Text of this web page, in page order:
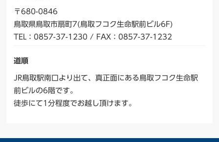
〒680-0846
鳥取県鳥取市扇町7(鳥取フコク生命駅前ビル6F)
TEL：0857-37-1230 / FAX：0857-37-1232
道順
JR鳥取駅南口より出て、真正面にある鳥取フコク生命駅
前ビルの6階です。
徒歩にて1分程度でお越し頂けます。